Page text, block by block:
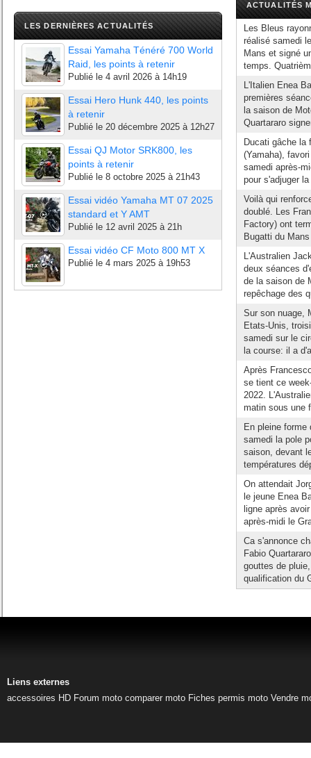
LES DERNIÈRES ACTUALITÉS
Essai Yamaha Ténéré 700 World
Raid, les points à retenir
Publié le 4 avril 2026 à 14h19
Essai Hero Hunk 440, les points
à retenir
Publié le 20 décembre 2025 à 12h27
Essai QJ Motor SRK800, les
points à retenir
Publié le 8 octobre 2025 à 21h43
Essai vidéo Yamaha MT 07 2025
standard et Y AMT
Publié le 12 avril 2025 à 21h
Essai vidéo CF Moto 800 MT X
Publié le 4 mars 2025 à 19h53
ACTUALITÉS
Les Bleus
réalisé samedi
Mans et signé
temps.
L'Italien Enea
premières
la saison de
Quartararo
Ducati gâche la
(Yamaha),
samedi après-
pour s'adjuger
Voilà qui
doublé. Les
Factory) ont
Bugatti du
L'Australien
deux séances
de la saison de
repêchage des
Sur son nuage,
Etats-Unis,
samedi sur le
la course: il a
Après
se tient ce
2022.
matin sous une
En pleine
samedi la pole
saison, devant
températures
On attendait
le jeune Enea
ligne après
après-midi le
Ca s'annonce
Fabio
gouttes de
qualification du
Liens externes
accessoires HD Forum moto comparer moto Fiches permis moto Vendre